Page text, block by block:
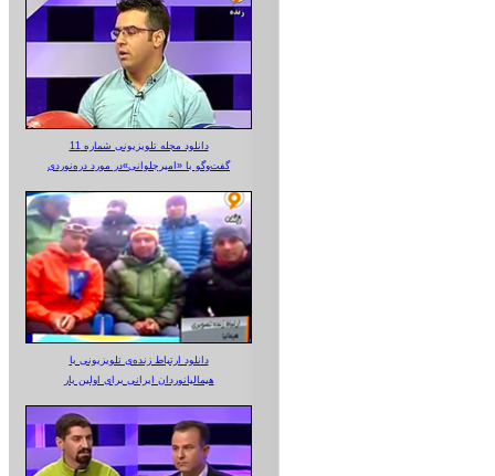
دانلود مجله تلویزیونی شماره 11
گفت‌وگو با «امیرجلوانی»در مورد دره‌نوردی
دانلود ارتباط زنده‌ی تلویزیونی‌ با
هیمالیانوردان ایرانی برای اولین بار